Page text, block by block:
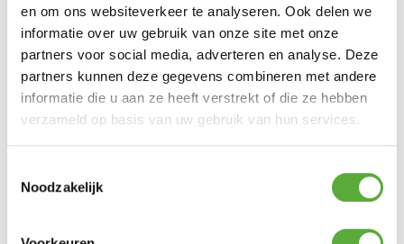
en om ons websiteverkeer te analyseren. Ook delen we
informatie over uw gebruik van onze site met onze
partners voor social media, adverteren en analyse. Deze
partners kunnen deze gegevens combineren met andere
informatie die u aan ze heeft verstrekt of die ze hebben
verzameld op basis van uw gebruik van hun services.
Noodzakelijk
CADAC Grillmat rond
52cm
€7,95
CADAC Quick release
koppeling gasslang
€12,95
BBQ rooster